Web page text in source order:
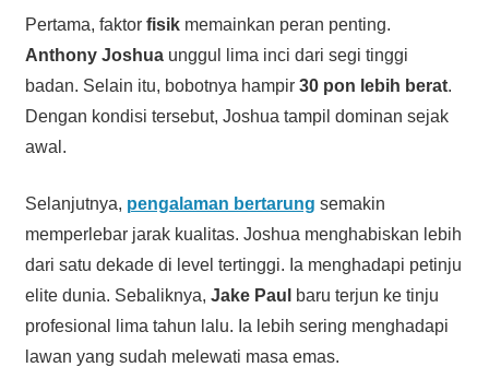
Pertama, faktor fisikmemainkan peran penting.
Anthony Joshuaunggul lima inci dari segi tinggi
badan. Selain itu, bobotnya hampir 30 pon lebih berat.
Dengan kondisi tersebut, Joshua tampil dominan sejak
awal.
Selanjutnya, pengalaman bertarung semakin
memperlebar jarak kualitas. Joshua menghabiskan lebih
dari satu dekade di level tertinggi. Ia menghadapi petinju
elite dunia. Sebaliknya, Jake Paul
baru terjun ke tinju
profesional lima tahun lalu. Ia lebih sering menghadapi
lawan yang sudah melewati masa emas.